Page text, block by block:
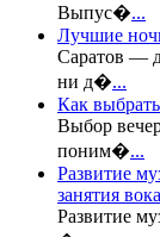
Выпус�...
Лучшие
Саратов —
ни д�...
Как
Выбор
поним�...
Развитие
занятия
Развитие